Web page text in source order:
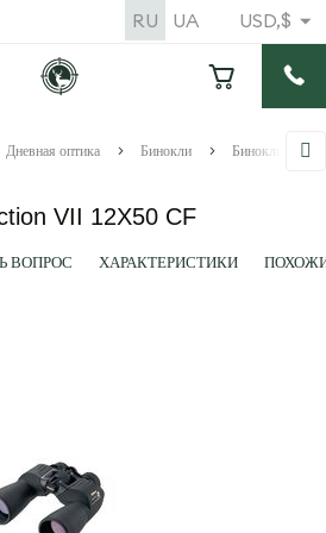
USD,$
RU UA
Дневная оптика Бинокли Бинокли Nikon
VII 12X50 CF
ВОПРОС ХАРАКТЕРИСТИКИ